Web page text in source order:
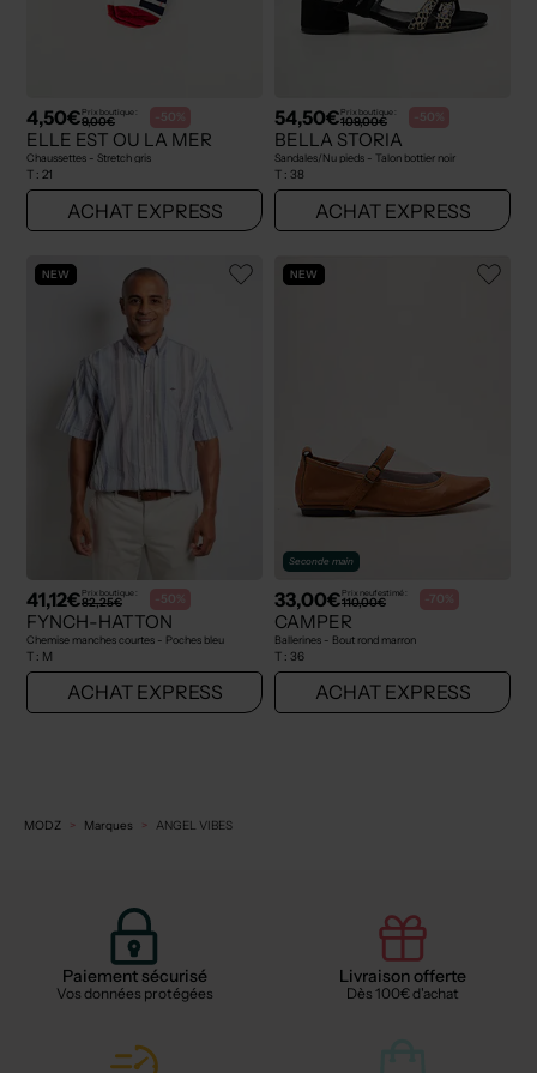
4,50€Prix boutique :
9,00€ -50%
ELLE EST OU LA MER
Chaussettes - Stretch gris
T : 21
ACHAT EXPRESS
54,50€Prix boutique :
109,00€ -50%
BELLA STORIA
Sandales/Nu pieds - Talon bottier noir
T : 38
ACHAT EXPRESS
NEW
41,12€Prix boutique :
82,25€ -50%
FYNCH-HATTON
Chemise manches courtes - Poches bleu
T : M
ACHAT EXPRESS
NEW
Seconde main
33,00€Prix neuf estimé :
110,00€ -70%
CAMPER
Ballerines - Bout rond marron
T : 36
ACHAT EXPRESS
MODZ Marques ANGEL VIBES
Paiement sécurisé
Vos données protégées
Livraison offerte
Dès 100€ d'achat